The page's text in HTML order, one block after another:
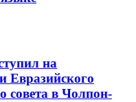
на
Евразийского
совета в Чолпон-